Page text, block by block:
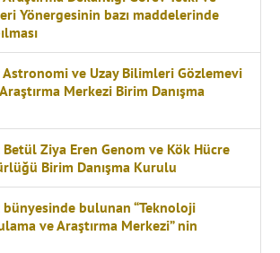
Yönergesinin bazı maddelerinde
ve Uzay Bilimleri Gözlemevi
Merkezi Birim Danışma
Ziya Eren Genom ve Kök Hücre
Birim Danışma Kurulu
bulunan “Teknoloji
ve Araştırma Merkezi” nin